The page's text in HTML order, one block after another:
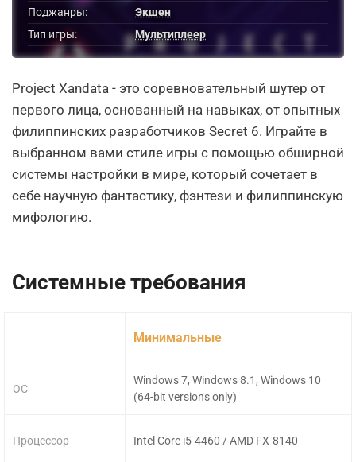
Поджанры:
Экшен
Тип игры:
Мультиплеер
Project Xandata - это соревновательный шутер от
первого лица, основанный на навыках, от опытных
филиппинских разработчиков Secret 6. Играйте в
выбранном вами стиле игры с помощью обширной
системы настройки в мире, который сочетает в
себе научную фантастику, фэнтези и филиппинскую
мифологию.
Системные требования
ОС
Процессор
Минимальные
Windows 7, Windows 8.1, Windows 10
(64-bit versions only)
Intel Core i5-4460 / AMD FX-8140